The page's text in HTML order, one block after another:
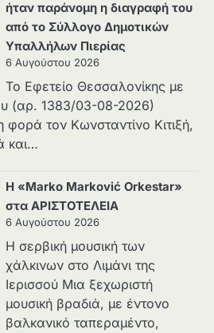
ήταν παράνομη η διαγραφή του
από το Σύλλογο Δημοτικών
Υπαλλήλων Πιερίας
6 Αυγούστου 2026
Το Εφετείο Θεσσαλονίκης με
(αρ. 1383/03-08-2026)
φορά τον Κωνσταντίνο Κιτιξή,
και…
Η «Marko Marković Orkestar»
στα ΑΡΙΣΤΟΤΕΛΕΙΑ
6 Αυγούστου 2026
Η σερβική μουσική των
χάλκινων στο Λιμάνι της
Ιερισσού Μια ξεχωριστή
μουσική βραδιά, με έντονο
βαλκανικό ταπεραμέντο,